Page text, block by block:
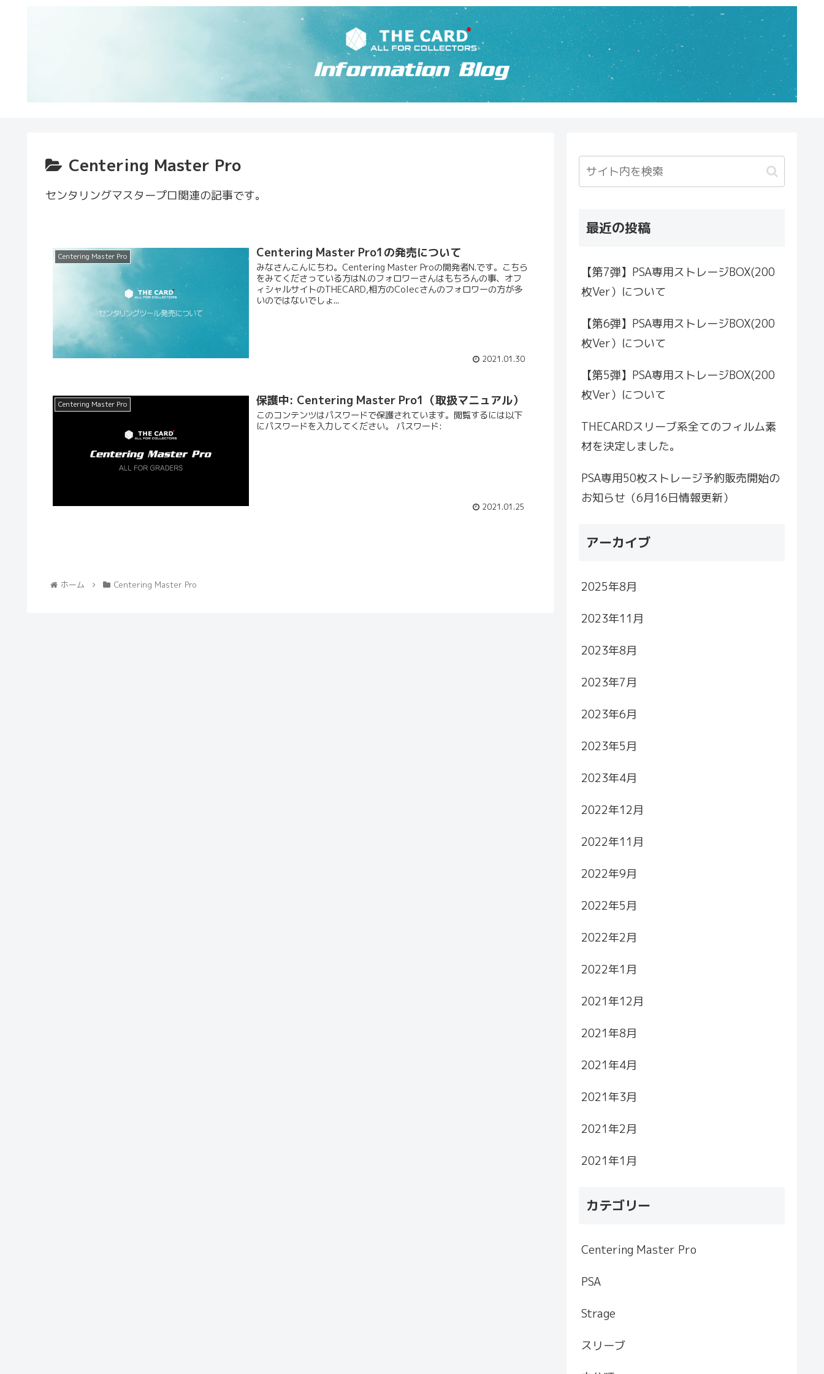
Centering Master Pro
センタリングマスタープロ関連の記事です。
Centering Master Pro Centering Master Pro1の発売について
みなさんこんにちわ。Centering Master Proの開発者N.です。こちら
をみてくださっている方はN.のフォロワーさんはもちろんの事、オフ
ィシャルサイトのTHECARD,相方のColecさんのフォロワーの方が多
いのではないでしょ...
2021.01.30
Centering Master Pro 保護中: Centering Master Pro1（取扱マニュアル）
このコンテンツはパスワードで保護されています。閲覧するには以下
にパスワードを入力してください。 パスワード:
2021.01.25
ホーム Centering Master Pro
最近の投稿
【第7弾】PSA専用ストレージBOX(200
枚Ver）について
【第6弾】PSA専用ストレージBOX(200
枚Ver）について
【第5弾】PSA専用ストレージBOX(200
枚Ver）について
THECARDスリーブ系全てのフィルム素
材を決定しました。
PSA専用50枚ストレージ予約販売開始の
お知らせ（6月16日情報更新）
アーカイブ
2025年8月
2023年11月
2023年8月
2023年7月
2023年6月
2023年5月
2023年4月
2022年12月
2022年11月
2022年9月
2022年5月
2022年2月
2022年1月
2021年12月
2021年8月
2021年4月
2021年3月
2021年2月
2021年1月
カテゴリー
Centering Master Pro
PSA
Strage
スリーブ